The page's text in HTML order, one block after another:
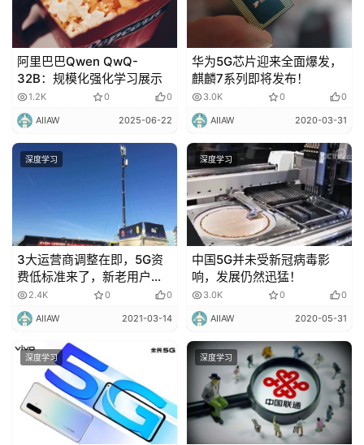
阿里巴巴Qwen QwQ-
32B：规模化强化学习展示
1.2K 0 0
AIIAW 2025-06-22
华为5G芯片迎来全面爆发，
麒麟7系列即将发布！
3.0K 0 0
AIIAW 2020-03-31
深度学习
3大运营商调整在即，5G资
费低标准来了，新老用户均
有机会！
2.4K 0 0
AIIAW 2021-03-14
深度学习
中国5G并未受新冠病毒影
响，发展仍然迅猛！
3.0K 0 0
AIIAW 2020-05-31
深度学习 深度学习